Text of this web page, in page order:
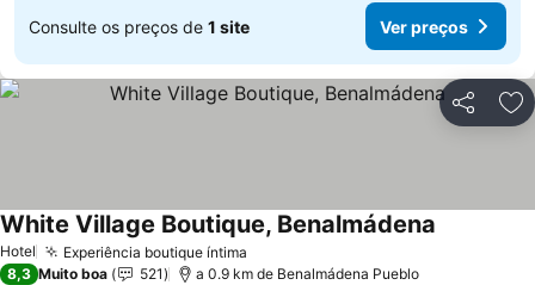
Consulte os preços de 1 site Ver preços
Partilhar
Hotel Experiência boutique íntima
White Village Boutique, Benalmádena
8,3 Muito boa 521 a 0.9 km de Benalmádena Pueblo